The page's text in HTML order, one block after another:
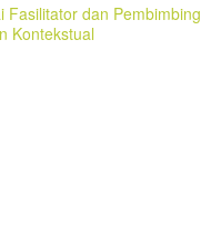
Fasilitator dan Pembimbing
Kontekstual